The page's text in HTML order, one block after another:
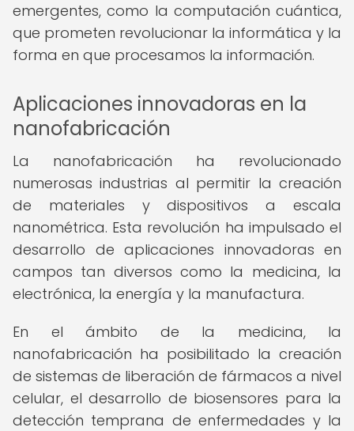
emergentes, como la computación cuántica,
que prometen revolucionar la informática y la
forma en que procesamos la información.
Aplicaciones innovadoras en la
nanofabricación
La nanofabricación ha revolucionado
numerosas industrias al permitir la creación
de materiales y dispositivos a escala
nanométrica. Esta revolución ha impulsado el
desarrollo de aplicaciones innovadoras en
campos tan diversos como la medicina, la
electrónica, la energía y la manufactura.
En el ámbito de la medicina, la
nanofabricación ha posibilitado la creación
de sistemas de liberación de fármacos a nivel
celular, el desarrollo de biosensores para la
detección temprana de enfermedades y la